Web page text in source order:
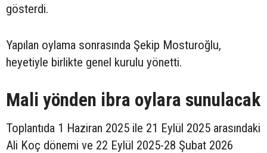
gösterdi.
Yapılan oylama sonrasında Şekip Mosturoğlu,
heyetiyle birlikte genel kurulu yönetti.
Mali yönden ibra oylara sunulacak
Toplantıda 1 Haziran 2025 ile 21 Eylül 2025 arasındaki
Ali Koç dönemi ve 22 Eylül 2025-28 Şubat 2026